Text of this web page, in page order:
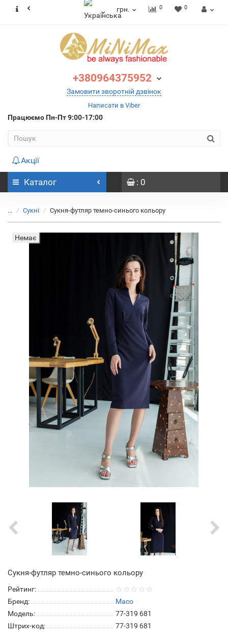
грн. 0 0
+380964375952
Замовити зворотній дзвінок
Написати в Viber
Працюємо Пн-Пт 9:00-17:00
Акції
Каталог : 0
... Сукні Сукня-футляр темно-синього кольору
Немає
Сукня-футляр темно-синього кольору
Рейтинг:
Бренд:
Maco
Модель:
77-319 681
Штрих-код:
77-319 681